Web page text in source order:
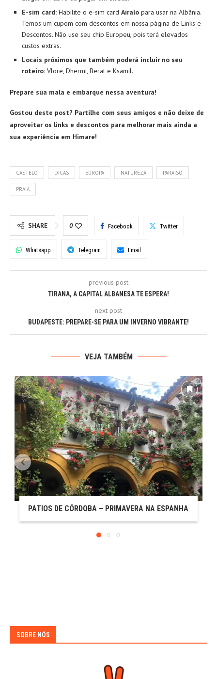
E-sim card: Habilite o e-sim card Airalo para usar na Albânia.
Temos um cupom com descontos em nossa página de Links e
Descontos. Não use seu chip Europeu, pois terá elevados
custos extras.
Locais próximos que também poderá incluir no seu
roteiro: Vlore, Dhermi, Berat e Ksamil.
Prepare sua mala e embarque nessa aventura!
Gostou deste post? Partilhe com seus amigos e não deixe de
aproveitar os links e descontos para melhorar mais ainda a
sua experiência em Himare!
CASTELO DICAS EUROPA NATUREZA PARAÍSO
PRAIA
SHARE 0 Facebook Twitter
Whatsapp Telegram Email
previous post
TIRANA, A CAPITAL ALBANESA TE ESPERA!
next post
BUDAPESTE: PREPARE-SE PARA UM INVERNO VIBRANTE!
VEJA TAMBÉM
PATIOS DE CÓRDOBA – PRIMAVERA NA ESPANHA
SOBRE NÓS